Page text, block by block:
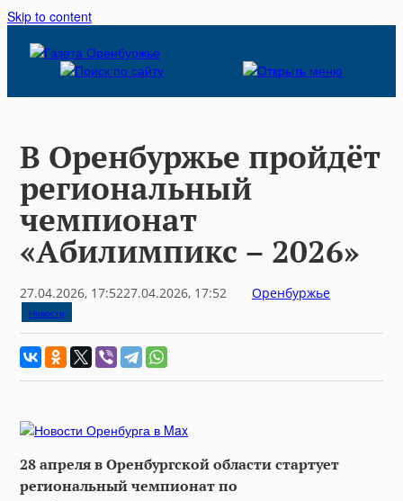
Skip to content
В Оренбуржье пройдёт
региональный
чемпионат
«Абилимпикс – 2026»
27.04.2026, 17:5227.04.2026, 17:52 Оренбуржье
Новости
28 апреля в Оренбургской области стартует
региональный чемпионат по